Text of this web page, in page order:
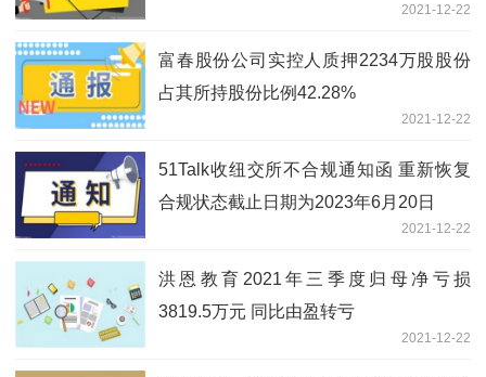
2021-12-22
富春股份公司实控人质押2234万股股份
占其所持股份比例42.28%
2021-12-22
51Talk收纽交所不合规通知函 重新恢复
合规状态截止日期为2023年6月20日
2021-12-22
洪恩教育2021年三季度归母净亏损
3819.5万元 同比由盈转亏
2021-12-22